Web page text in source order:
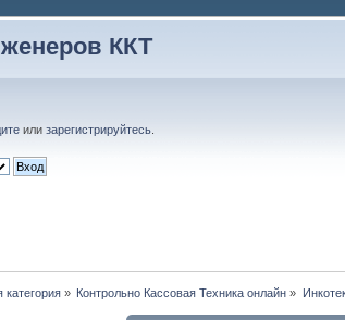
ККТ
или зарегистрируйтесь.
категория » Контрольно Кассовая Техника онлайн »